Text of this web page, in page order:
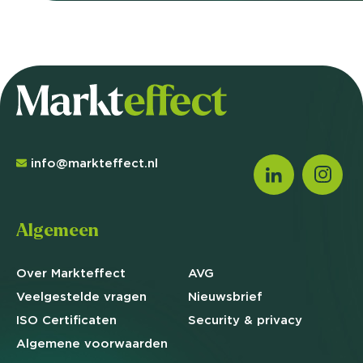
info@markteffect.nl
Algemeen
Over Markteffect
Veelgestelde vragen
ISO Certificaten
Algemene voorwaarden
AVG
Nieuwsbrief
Security & privacy